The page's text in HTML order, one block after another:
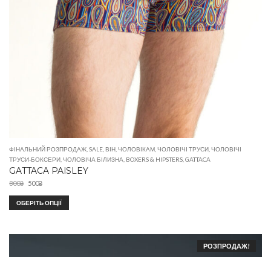
ФІНАЛЬНИЙ РОЗПРОДАЖ SALE ВІН ЧОЛОВІКАМ ЧОЛОВІЧІ ТРУСИ ЧОЛОВІЧІ
ТРУСИ-БОКСЕРИ ЧОЛОВІЧА БІЛИЗНА BOXERS & HIPSTERS GATTACA
GATTACA PAISLEY
800₴ 500₴
ОБЕРІТЬ ОПЦІЇ
РОЗПРОДАЖ!